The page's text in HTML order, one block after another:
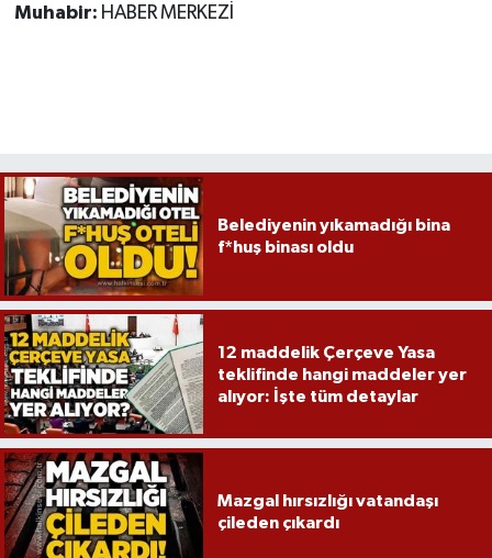
Muhabir: HABER MERKEZİ
Belediyenin yıkamadığı bina
f*huş binası oldu
12 maddelik Çerçeve Yasa
teklifinde hangi maddeler yer
alıyor: İşte tüm detaylar
Mazgal hırsızlığı vatandaşı
çileden çıkardı